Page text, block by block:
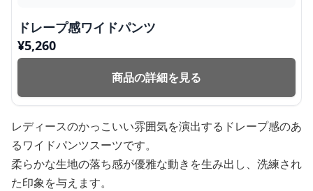
ドレープ感ワイドパンツ
¥5,260
商品の詳細を見る
レディースのかっこいい雰囲気を演出するドレープ感のあ
るワイドパンツスーツです。
柔らかな生地の落ち感が優雅な動きを生み出し、洗練され
た印象を与えます。